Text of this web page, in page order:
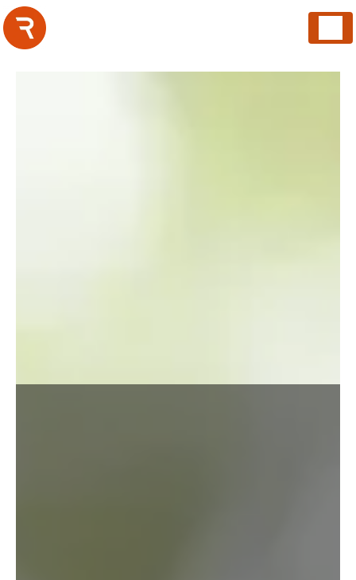
Panneau de gestion des cookies